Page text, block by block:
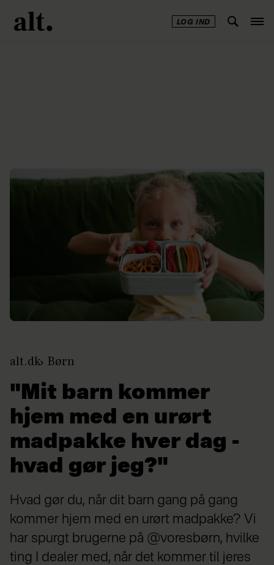
LOG IND
alt.dk Børn
"Mit barn kommer
hjem med en urørt
madpakke hver dag -
hvad gør jeg?"
Hvad gør du, når dit barn gang på gang
kommer hjem med en urørt madpakke? Vi
har spurgt brugerne på @voresbørn, hvilke
ting I dealer med, når det kommer til jeres